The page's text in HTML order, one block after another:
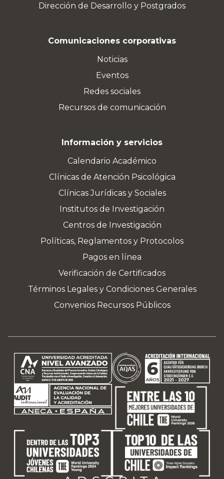
Dirección de Desarrollo y Postgrados
Comunicaciones corporativas
Noticias
Eventos
Redes sociales
Recursos de comunicación
Información y servicios
Calendario Académico
Clínicas de Atención Psicológica
Clínicas Jurídicas y Sociales
Institutos de Investigación
Centros de Investigación
Políticas, Reglamentos y Protocolos
Pagos en línea
Verificación de Certificados
Términos Legales y Condiciones Generales
Convenios Recursos Públicos